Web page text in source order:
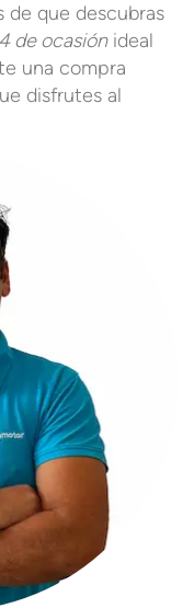
de que descubras
de ocasiónideal
una compra
disfrutes al